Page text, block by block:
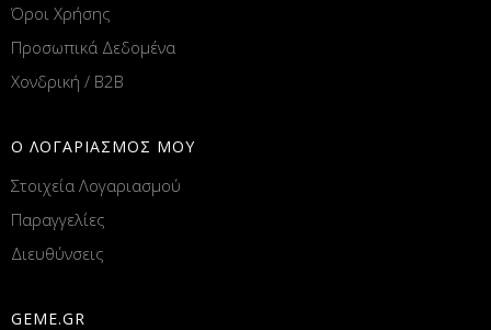
Όροι Χρήσης
Προσωπικά Δεδομένα
Χονδρική / B2B
Ο ΛΟΓΑΡΙΑΣΜΟΣ ΜΟΥ
Στοιχεία Λογαριασμού
Παραγγελίες
Διευθύνσεις
GEME.GR